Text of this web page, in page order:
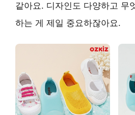
같아요. 디자인도 다양하고 무
하는 게 제일 중요하잖아요.